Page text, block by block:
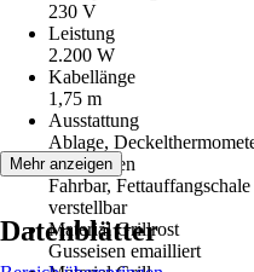
230 V
Leistung
2.200 W
Kabellänge
1,75 m
Ausstattung
Ablage,
Funktionen
Fahrbar,
verstellbar
Material Grillrost
Gusseisen emailliert
Mehr anzeigen
Datenblätter